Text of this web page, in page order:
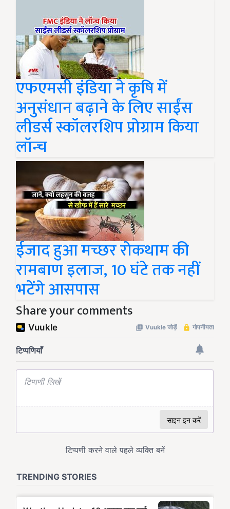
एफएमसी इंडिया ने कृषि में
अनुसंधान बढ़ाने के लिए साईंस
लीडर्स स्कॉलरशिप प्रोग्राम किया
लॉन्च
ईजाद हुआ मच्छर रोकथाम की
रामबाण इलाज, 10 घंटे तक नहीं
भटेंगे आसपास
Share your comments